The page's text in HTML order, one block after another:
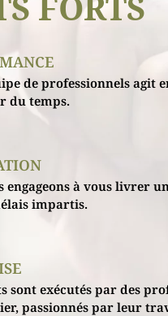
de professionnels agit
du temps.
engageons à vous livrer
impartis.
sont exécutés par des
passionnés par leur